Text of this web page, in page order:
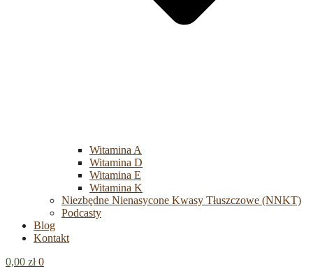
Witamina A
Witamina D
Witamina E
Witamina K
Niezbędne Nienasycone Kwasy Tłuszczowe (NNKT)
Podcasty
Blog
Kontakt
0,00 zł 0